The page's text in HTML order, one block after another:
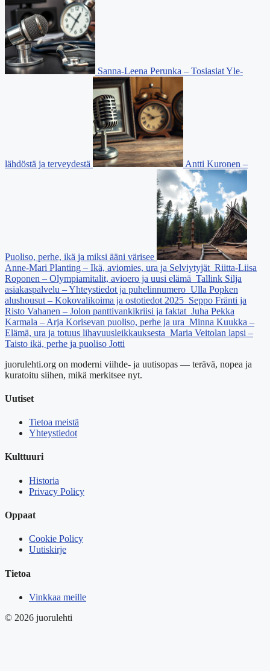
Sanna-Leena Perunka – Tosiasiat Yle-
lähdöstä ja terveydestä Antti Kuronen –
Puoliso, perhe, ikä ja miksi ääni värisee
Anne-Mari Planting – Ikä, aviomies, ura ja Selviytyjät Riitta-Liisa
Roponen – Olympiamitalit, avioero ja uusi elämä Tallink Silja
asiakaspalvelu – Yhteystiedot ja puhelinnumero Ulla Popken
alushousut – Kokovalikoima ja ostotiedot 2025 Seppo Fränti ja
Risto Vahanen – Jolon panttivankikriisi ja faktat Juha Pekka
Karmala – Arja Korisevan puoliso, perhe ja ura Minna Kuukka –
Elämä, ura ja totuus lihavuusleikkauksesta Maria Veitolan lapsi –
Taisto ikä, perhe ja puoliso Jotti
juorulehti.org on moderni viihde- ja uutisopas — terävä, nopea ja
kuratoitu siihen, mikä merkitsee nyt.
Uutiset
Tietoa meistä
Yhteystiedot
Kulttuuri
Historia
Privacy Policy
Oppaat
Cookie Policy
Uutiskirje
Tietoa
Vinkkaa meille
© 2026 juorulehti